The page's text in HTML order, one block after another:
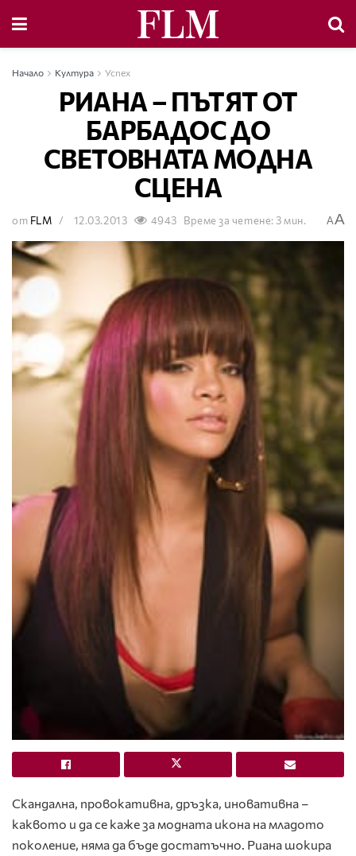
Начало Култура Успех
РИАНА – ПЪТЯТ ОТ
БАРБАДОС ДО
СВЕТОВНАТА МОДНА
СЦЕНА
от FLM 12.03.2013 4943 Време за четене: 3 мин. AA
Скандална, провокативна, дръзка, иновативна –
каквото и да се каже за модната икона на младото
поколение, няма да бъде достатъчно. Риана шокира